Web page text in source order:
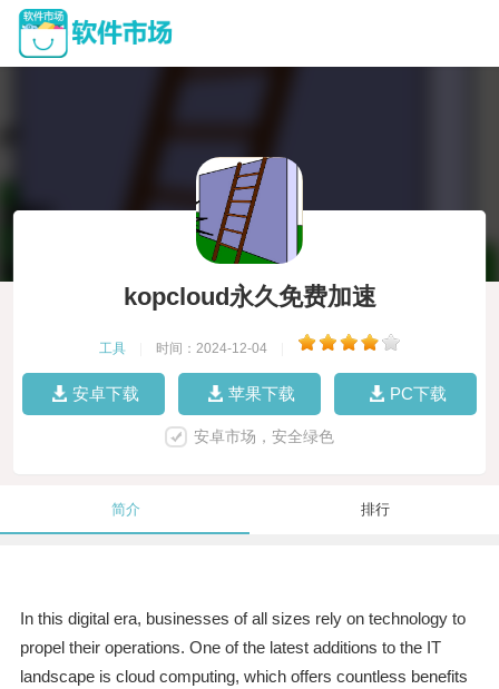
kopcloud永久免费加速
工具 时间：2024-12-04
安卓下载 苹果下载 PC下载
安卓市场，安全绿色
简介 排行
In this digital era, businesses of all sizes rely on technology to
propel their operations. One of the latest additions to the IT
landscape is cloud computing, which offers countless benefits